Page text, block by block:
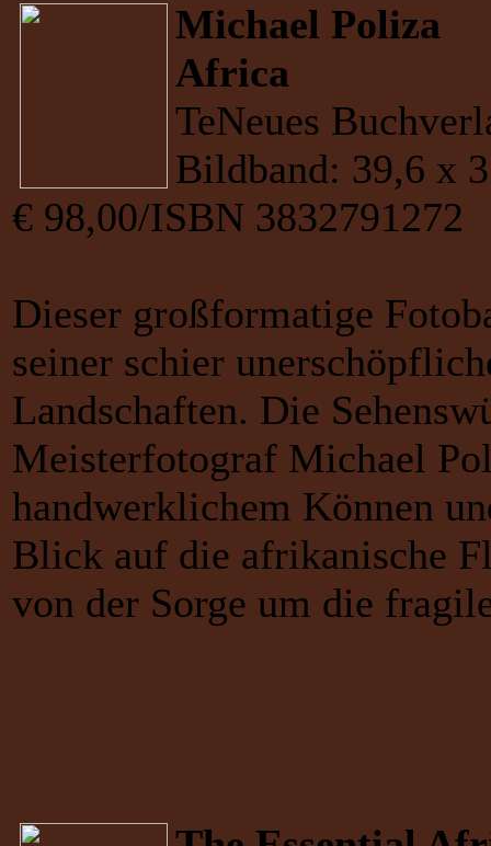
Michael Poliza
Africa
TeNeues
Bildband: 39,6 x
€ 98,00/ISBN 3832791272
Dieser großformatige
seiner schier
Landschaften. Die
Meisterfotograf Michael
handwerklichem Können
Blick auf die afrikanische
von der Sorge um die